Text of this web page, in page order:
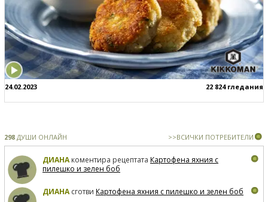
24.02.2023 22 824 гледания
298 ДУШИ ОНЛАЙН >>ВСИЧКИ ПОТРЕБИТЕЛИ
ДИАНАкоментира рецептата Картофена яхния с
пилешко и зелен боб
ДИАНАсготви Картофена яхния с пилешко и зелен боб